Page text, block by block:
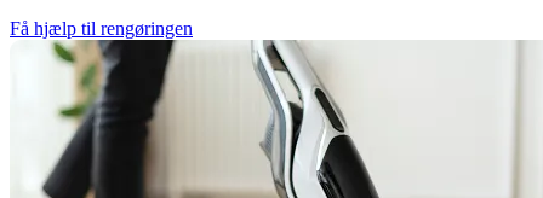
Få hjælp til rengøringen